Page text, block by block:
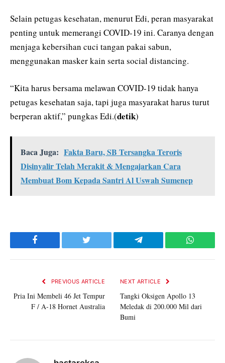
Selain petugas kesehatan, menurut Edi, peran masyarakat
penting untuk memerangi COVID-19 ini. Caranya dengan
menjaga kebersihan cuci tangan pakai sabun,
menggunakan masker kain serta social distancing.
“Kita harus bersama melawan COVID-19 tidak hanya
petugas kesehatan saja, tapi juga masyarakat harus turut
berperan aktif,” pungkas Edi.(detik)
Baca Juga: Fakta Baru, SB Tersangka Teroris
Disinyalir Telah Merakit & Mengajarkan Cara
Membuat Bom Kepada Santri Al Uswah Sumenep
Facebook Twitter Telegram
PREVIOUS ARTICLE
Pria Ini Membeli 46 Jet Tempur
F / A-18 Hornet Australia
NEXT ARTICLE
Tangki Oksigen Apollo 13
Meledak di 200.000 Mil dari
Bumi